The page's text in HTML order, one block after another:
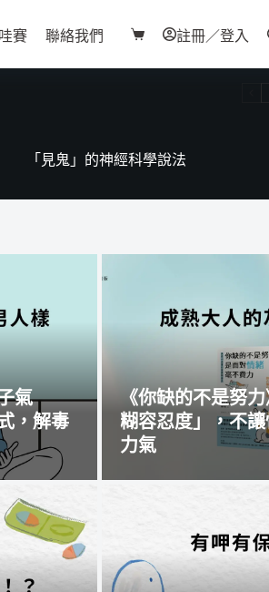
賽 聯絡我們
購
物
註冊／登入
「見鬼」的神經科學說法
氣
，解毒
《你缺的不是努
糊容忍度」，不
力氣